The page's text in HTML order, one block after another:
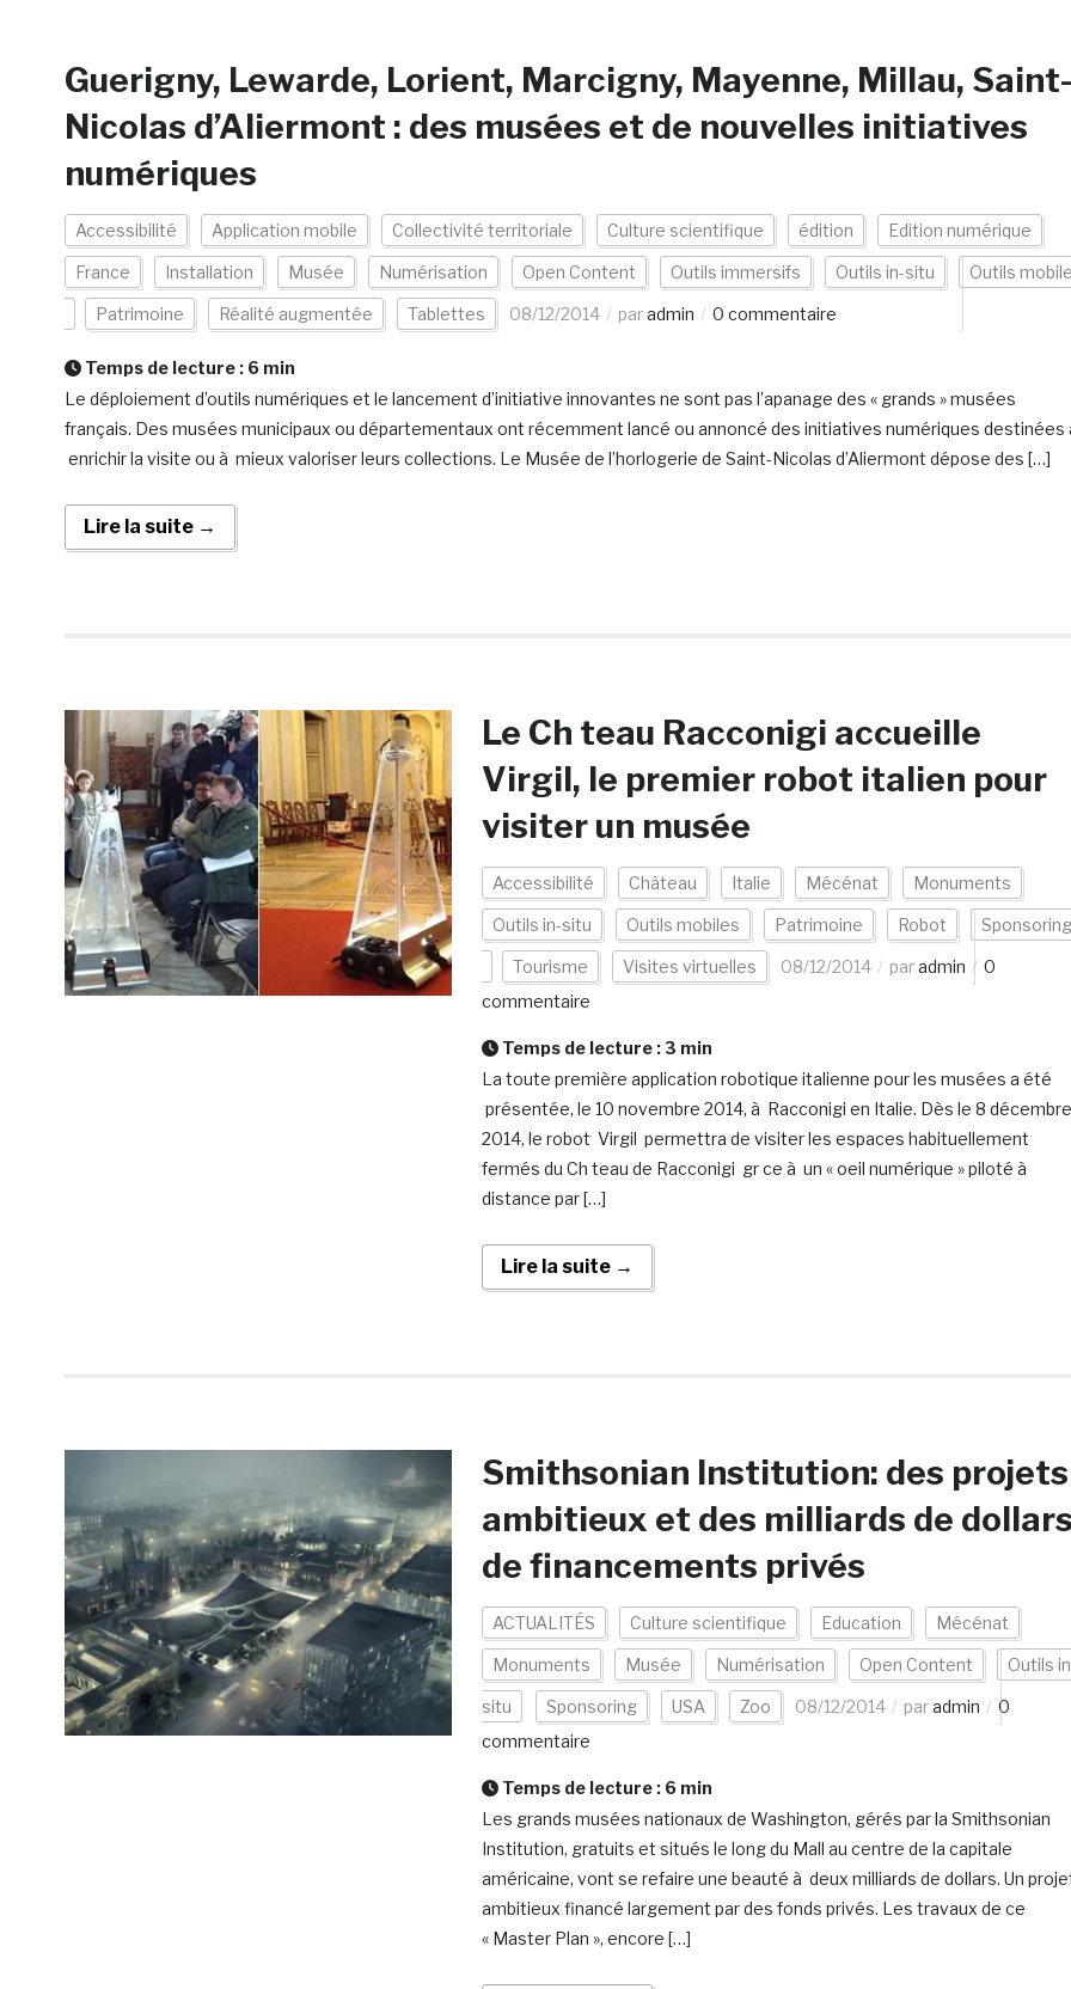
Guerigny, Lewarde, Lorient, Marcigny, Mayenne, Millau, Saint-
Nicolas d’Aliermont : des musées et de nouvelles initiatives
numériques
Accessibilité Application mobile Collectivité territoriale Culture scientifique édition Edition numérique
France Installation Musée Numérisation Open Content Outils immersifs Outils in-situ Outils
Patrimoine Réalité augmentée Tablettes 08/12/2014 paradmin 0 commentaire
Temps de lecture : 6 min
Le déploiement d’outils numériques et le lancement d’initiative innovantes ne sont pas l’apanage des « grands » musées
français. Des musées municipaux ou départementaux ont récemment lancé ou annoncé des initiatives numériques destinées
enrichir la visite ou à mieux valoriser leurs collections. Le Musée de l’horlogerie de Saint-Nicolas d’Aliermont dépose des […]
Lire la suite →
Le Ch teau Racconigi accueille
Virgil, le premier robot italien pour
visiter un musée
Accessibilité Château Italie Mécénat Monuments
Outils in-situ Outils mobiles Patrimoine Robot Sponsoring
Tourisme Visites virtuelles 08/12/2014 paradmin
0
commentaire
Temps de lecture : 3 min
La toute première application robotique italienne pour les musées a été
présentée, le 10 novembre 2014, à Racconigi en Italie. Dès le 8 décembre
2014, le robot Virgil permettra de visiter les espaces habituellement
fermés du Ch teau de Racconigi gr ce à un « oeil numérique » piloté à
distance par […]
Lire la suite →
Smithsonian Institution: des projets
ambitieux et des milliards de
de financements privés
ACTUALITÉS Culture scientifique Education Mécénat
Monuments Musée Numérisation Open Content Outils
situ Sponsoring USA Zoo 08/12/2014 paradmin
0
commentaire
Temps de lecture : 6 min
Les grands musées nationaux de Washington, gérés par la Smithsonian
Institution, gratuits et situés le long du Mall au centre de la capitale
américaine, vont se refaire une beauté à deux milliards de dollars. Un
ambitieux financé largement par des fonds privés. Les travaux de ce
« Master Plan », encore […]